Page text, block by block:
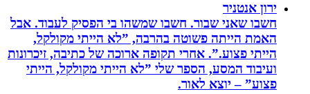
ירון אנטניר
חשבו שאני שבור. חשבו שמשהו בי הפסיק לעבוד. אבל
האמת הייתה פשוטה בהרבה, ”לא הייתי מקולקל,
הייתי פצוע.”. אחרי תקופה ארוכה של כתיבה, זיכרונות
ועיבוד המסע, הספר שלי ”לא הייתי מקולקל, הייתי
פצוע” – יוצא לאור.